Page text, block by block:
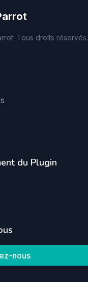
Tous droits réservés.
du Plugin
nous